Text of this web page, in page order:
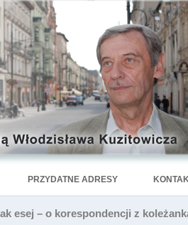
PRZYDATNE ADRESY
esej – o korespondencji z